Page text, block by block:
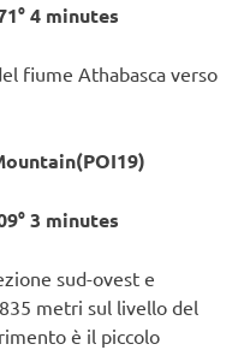
4 minutes
fiume Athabasca verso
3 minutes
sud-ovest e
metri sul livello del
è il piccolo